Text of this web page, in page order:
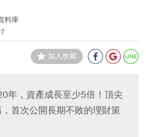
料庫
加入收藏
年，資產成長至少5倍！頂尖
首次公開長期不敗的理財策